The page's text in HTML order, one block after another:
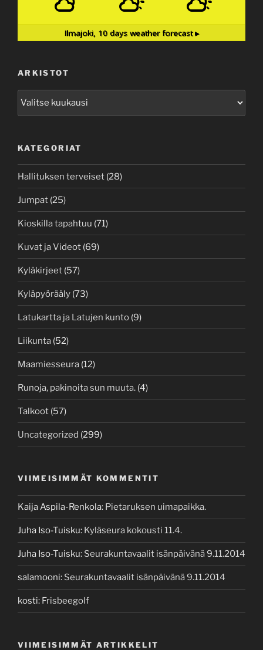
Ilmajoki, 10 days weather forecast ▸
ARKISTOT
KATEGORIAT
Hallituksen terveiset (28)
Jumpat (25)
Kioskilla tapahtuu (71)
Kuvat ja Videot (69)
Kyläkirjeet (57)
Kyläpyörääly (73)
Latukartta ja Latujen kunto (9)
Liikunta (52)
Maamiesseura (12)
Runoja, pakinoita sun muuta. (4)
Talkoot (57)
Uncategorized (299)
VIIMEISIMMÄT KOMMENTIT
Kaija Aspila-Renkola: Pietaruksen uimapaikka.
Juha Iso-Tuisku: Kyläseura kokousti 11.4.
Juha Iso-Tuisku: Seurakuntavaalit isänpäivänä 9.11.2014
salamooni: Seurakuntavaalit isänpäivänä 9.11.2014
kosti: Frisbeegolf
VIIMEISIMMÄT ARTIKKELIT